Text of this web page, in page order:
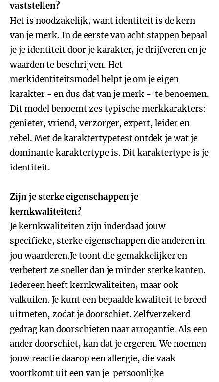
vaststellen?
Het is noodzakelijk, want identiteit is de kern
van je merk. In de eerste van acht stappen bepaal
je je identiteit door je karakter, je drijfveren en je
waarden te beschrijven. Het
merkidentiteitsmodel helpt je om je eigen
karakter - en dus dat van je merk - te benoemen.
Dit model benoemt zes typische merkkarakters:
genieter, vriend, verzorger, expert, leider en
rebel. Met de karaktertypetest ontdek je wat je
dominante karaktertype is. Dit karaktertype is je
identiteit.
Zijn je sterke eigenschappen je
kernkwaliteiten?
Je kernkwaliteiten zijn inderdaad jouw
specifieke, sterke eigenschappen die anderen in
jou waarderen.Je toont die gemakkelijker en
verbetert ze sneller dan je minder sterke kanten.
Iedereen heeft kernkwaliteiten, maar ook
valkuilen. Je kunt een bepaalde kwaliteit te breed
uitmeten, zodat je doorschiet. Zelfverzekerd
gedrag kan doorschieten naar arrogantie. Als een
ander doorschiet, kan dat je ergeren. We noemen
jouw reactie daarop een allergie, die vaak
voortkomt uit een van je persoonlijke